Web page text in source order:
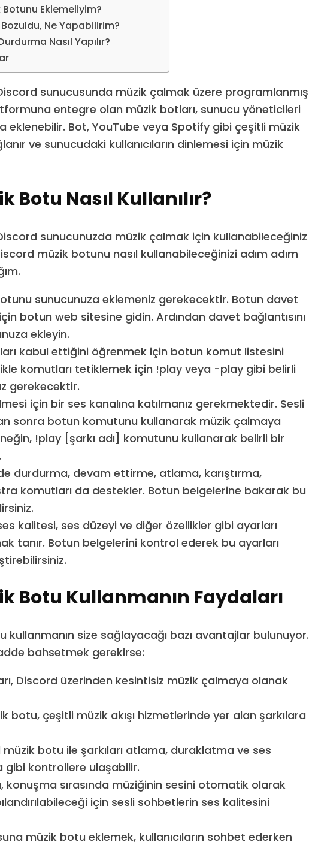
Eklemeliyim?
Ne Yapabilirim?
Nasıl Yapılır?
sunucusunda müzik çalmak üzere programlanmış
entegre olan müzik botları, sunucu yöneticileri
eklenebilir. Bot, YouTube veya Spotify gibi çeşitli müzik
ve sunucudaki kullanıcıların dinlemesi için müzik
Botu Nasıl Kullanılır?
sunucunuzda müzik çalmak için kullanabileceğiniz
müzik botunu nasıl kullanabileceğinizi adım adım
sunucunuza eklemeniz gerekecektir. Botun davet
botun web sitesine gidin. Ardından davet bağlantısını
ekleyin.
kabul ettiğini öğrenmek için botun komut listesini
komutları tetiklemek için !play veya -play gibi belirli
gerekecektir.
için bir ses kanalına katılmanız gerekmektedir. Sesli
sonra botun komutunu kullanarak müzik çalmaya
!play [şarkı adı] komutunu kullanarak belirli bir
durdurma, devam ettirme, atlama, karıştırma,
komutları da destekler. Botun belgelerine bakarak bu
kalitesi, ses düzeyi ve diğer özellikler gibi ayarları
tanır. Botun belgelerini kontrol ederek bu ayarları
Botu Kullanmanın Faydaları
kullanmanın size sağlayacağı bazı avantajlar bulunuyor.
bahsetmek gerekirse:
Discord üzerinden kesintisiz müzik çalmaya olanak
botu, çeşitli müzik akışı hizmetlerinde yer alan şarkılara
müzik botu ile şarkıları atlama, duraklatma ve ses
gibi kontrollere ulaşabilir.
konuşma sırasında müziğinin sesini otomatik olarak
için sesli sohbetlerin ses kalitesini
müzik botu eklemek, kullanıcıların sohbet ederken